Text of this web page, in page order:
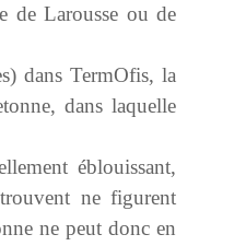
de Larousse ou de
dans TermOfis, la
dans laquelle
éblouissant,
ne figurent
ne peut donc en